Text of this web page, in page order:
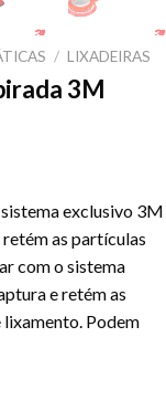
/ LIXADEIRAS
3M
exclusivo 3M
as partículas
com o sistema
e retém as
Podem